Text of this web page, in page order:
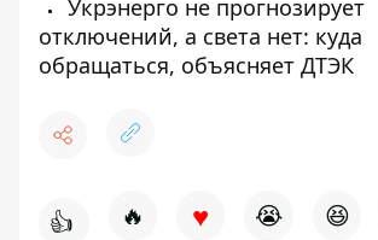
Укрэнерго не прогнозирует
отключений, а света нет: куда
обращаться, объясняет ДТЭК
👍 🔥 ♥ 😭 😆